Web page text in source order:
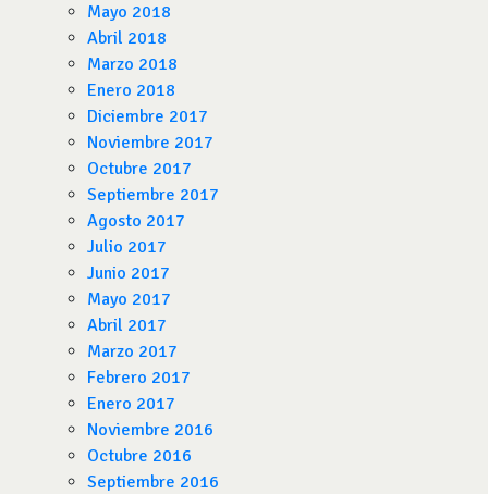
Mayo 2018
Abril 2018
Marzo 2018
Enero 2018
Diciembre 2017
Noviembre 2017
Octubre 2017
Septiembre 2017
Agosto 2017
Julio 2017
Junio 2017
Mayo 2017
Abril 2017
Marzo 2017
Febrero 2017
Enero 2017
Noviembre 2016
Octubre 2016
Septiembre 2016